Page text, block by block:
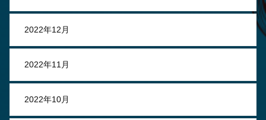
2022年12月
2022年11月
2022年10月